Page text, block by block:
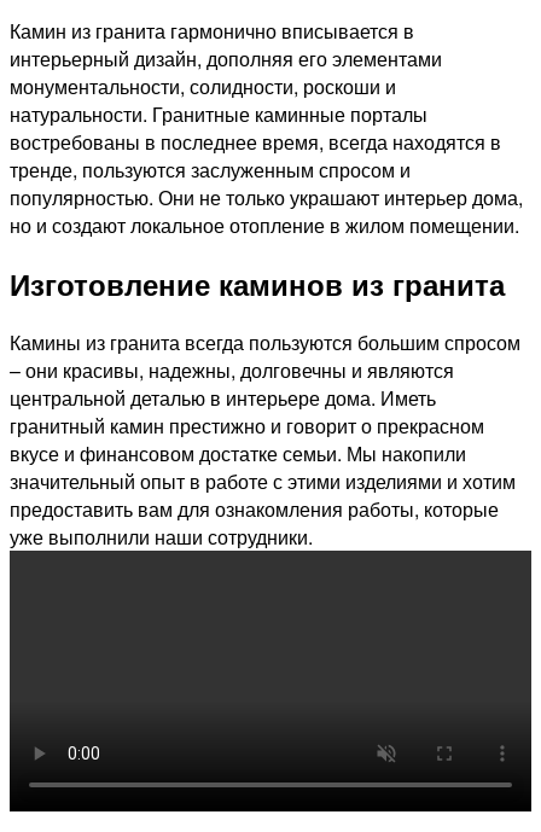
Камин из гранита гармонично вписывается в
интерьерный дизайн, дополняя его элементами
монументальности, солидности, роскоши и
натуральности. Гранитные каминные порталы
востребованы в последнее время, всегда находятся в
тренде, пользуются заслуженным спросом и
популярностью. Они не только украшают интерьер дома,
но и создают локальное отопление в жилом помещении.
Изготовление каминов из гранита
Камины из гранита всегда пользуются большим спросом
– они красивы, надежны, долговечны и являются
центральной деталью в интерьере дома. Иметь
гранитный камин престижно и говорит о прекрасном
вкусе и финансовом достатке семьи. Мы накопили
значительный опыт в работе с этими изделиями и хотим
предоставить вам для ознакомления работы, которые
уже выполнили наши сотрудники.